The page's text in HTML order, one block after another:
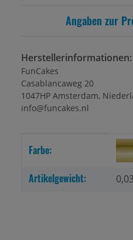
Angaben zur
Herstellerinformationen:
FunCakes
Casablancaweg 20
1047HP Amsterdam,
info@funcakes.nl
Produkteigenschaft
Wert
Farbe:
Artikelgewicht:
0,03